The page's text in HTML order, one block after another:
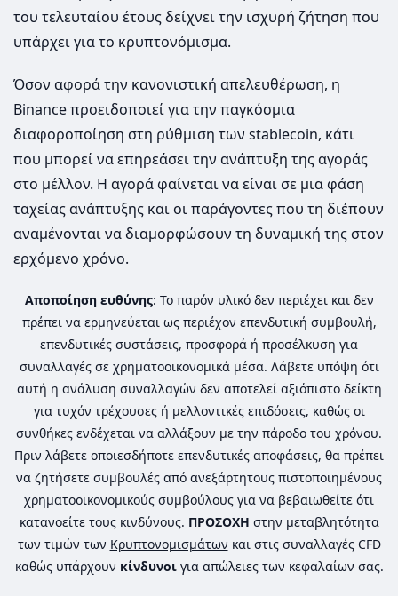
του τελευταίου έτους δείχνει την ισχυρή ζήτηση που
υπάρχει για το κρυπτονόμισμα.
Όσον αφορά την κανονιστική απελευθέρωση, η
Binance προειδοποιεί για την παγκόσμια
διαφοροποίηση στη ρύθμιση των stablecoin, κάτι
που μπορεί να επηρεάσει την ανάπτυξη της αγοράς
στο μέλλον. Η αγορά φαίνεται να είναι σε μια φάση
ταχείας ανάπτυξης και οι παράγοντες που τη διέπουν
αναμένονται να διαμορφώσουν τη δυναμική της στον
ερχόμενο χρόνο.
Αποποίηση ευθύνης: Το παρόν υλικό δεν περιέχει και δεν
πρέπει να ερμηνεύεται ως περιέχον επενδυτική συμβουλή,
επενδυτικές συστάσεις, προσφορά ή προσέλκυση για
συναλλαγές σε χρηματοοικονομικά μέσα. Λάβετε υπόψη ότι
αυτή η ανάλυση συναλλαγών δεν αποτελεί αξιόπιστο δείκτη
για τυχόν τρέχουσες ή μελλοντικές επιδόσεις, καθώς οι
συνθήκες ενδέχεται να αλλάξουν με την πάροδο του χρόνου.
Πριν λάβετε οποιεσδήποτε επενδυτικές αποφάσεις, θα πρέπει
να ζητήσετε συμβουλές από ανεξάρτητους πιστοποιημένους
χρηματοοικονομικούς συμβούλους για να βεβαιωθείτε ότι
κατανοείτε τους κινδύνους. ΠΡΟΣΟΧΗ στην μεταβλητότητα
των τιμών των Κρυπτονομισμάτων και στις συναλλαγές CFD
καθώς υπάρχουν κίνδυνοιγια απώλειες των κεφαλαίων σας.